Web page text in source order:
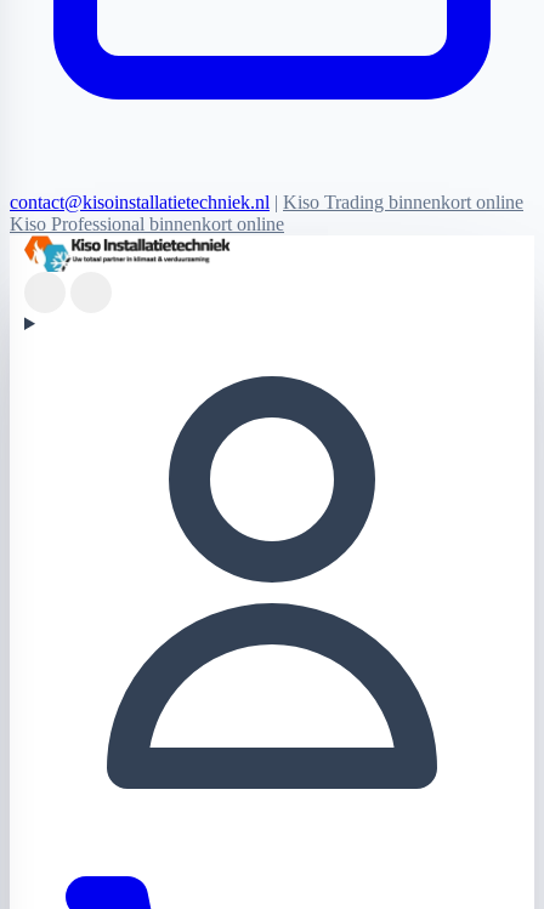
contact@kisoinstallatietechniek.nl | Kiso Trading binnenkort online
Kiso Professional binnenkort online